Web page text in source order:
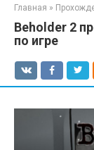
Главная »
Beholder 2
по игре